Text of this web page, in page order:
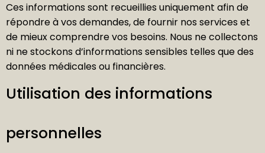
Ces informations sont recueillies uniquement afin de
répondre à vos demandes, de fournir nos services et
de mieux comprendre vos besoins. Nous ne collectons
ni ne stockons d’informations sensibles telles que des
données médicales ou financières.
Utilisation des informations
personnelles